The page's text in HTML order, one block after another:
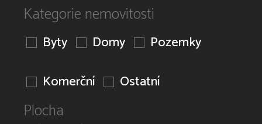
Kategorie nemovitosti
Byty Domy
Pozemky
Komerční
Ostatní
Plocha